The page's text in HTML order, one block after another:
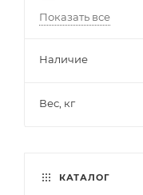
Показать все
Наличие
Вес, кг
КАТАЛОГ